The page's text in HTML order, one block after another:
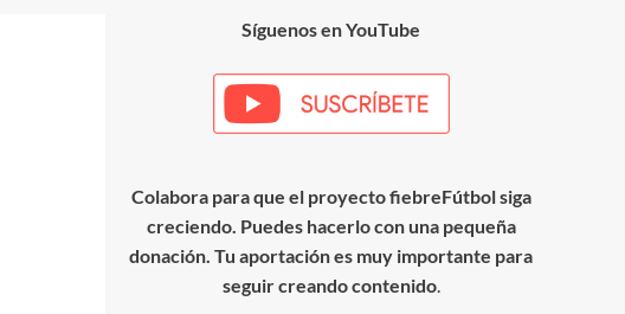
Síguenos en YouTube
Colabora para que el proyecto fiebreFútbol siga
creciendo. Puedes hacerlo con una pequeña
donación. Tu aportación es muy importante para
seguir creando contenido.